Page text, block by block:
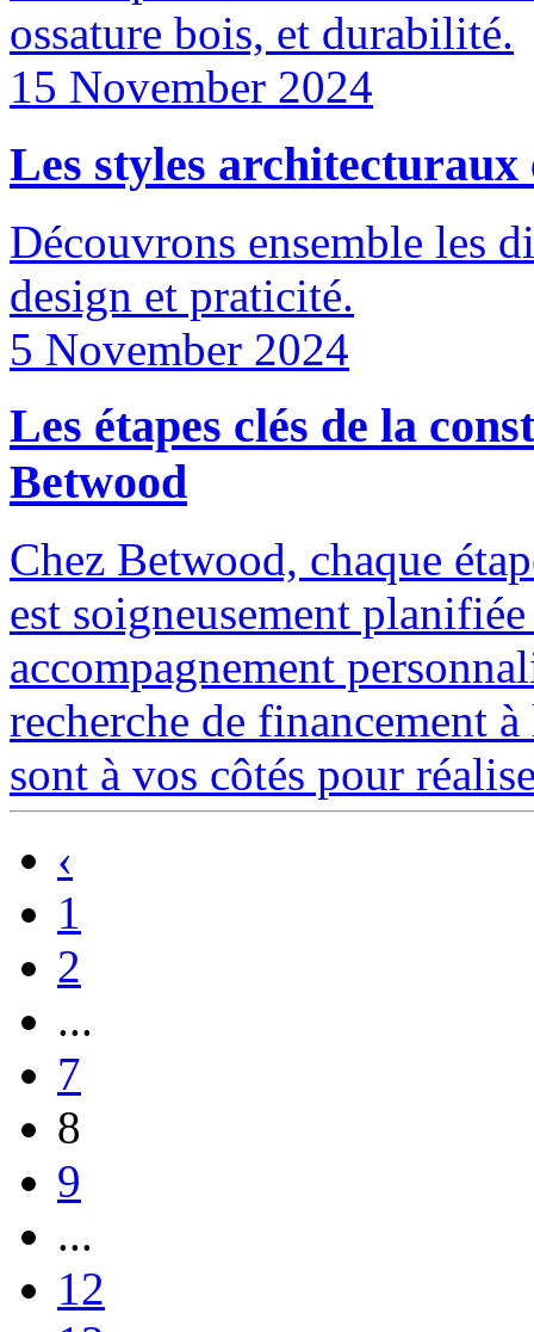
ossature bois, et durabilité.
15 November 2024
Les styles architecturaux
Découvrons ensemble les
design et praticité.
5 November 2024
Les étapes clés de la
Betwood
Chez Betwood, chaque
est soigneusement
accompagnement
recherche de financement
sont à vos côtés pour
‹
1
2
...
7
8
9
...
12